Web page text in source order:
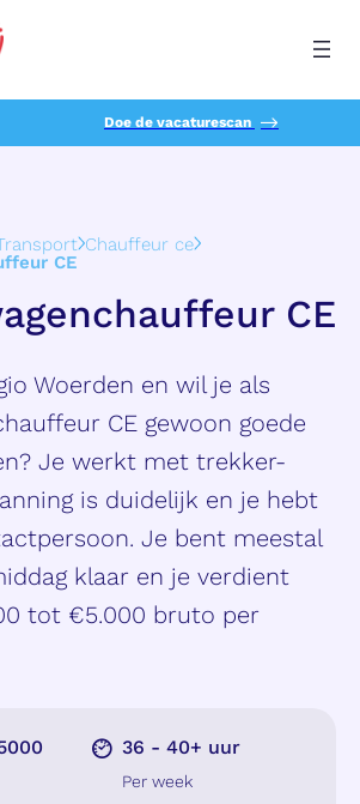
Doe de vacaturescan
Chauffeur ce
CE
CE
Woerden en wil je als
CE gewoon goede
Je werkt met trekker-
is duidelijk en je hebt
Je bent meestal
klaar en je verdient
tot €5.000 bruto per
36 - 40+ uur
Per week